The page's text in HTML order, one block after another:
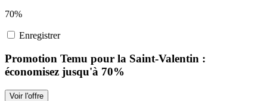
70%
Enregistrer
Promotion Temu pour la Saint-Valentin :
économisez jusqu'à 70%
Voir l'offre